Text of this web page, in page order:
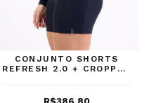
CONJUNTO SHORTS
REFRESH 2.0 + CROPPED